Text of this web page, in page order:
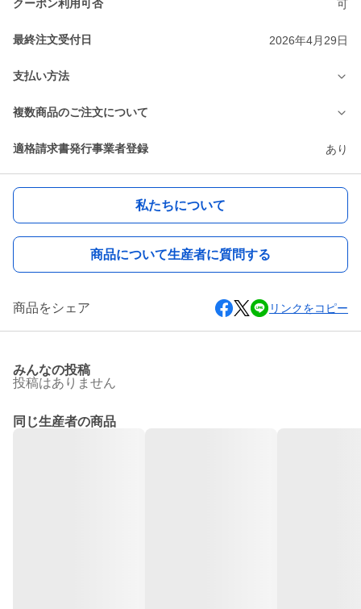
クーポン利用可否 可
最終注文受付日 2026年4月29日
支払い方法
複数商品のご注文について
適格請求書発行事業者登録 あり
私たちについて
商品について生産者に質問する
商品をシェア リンクをコピー
みんなの投稿
投稿はありません
同じ生産者の商品